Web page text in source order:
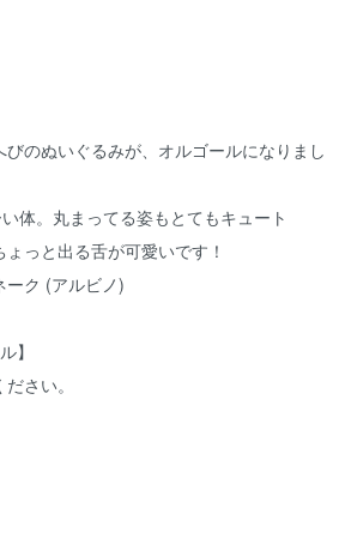
びのぬいぐるみが、オルゴールになりまし
体。丸まってる姿もとてもキュート
っと出る舌が可愛いです！
ーク (アルビノ)
】
さい。